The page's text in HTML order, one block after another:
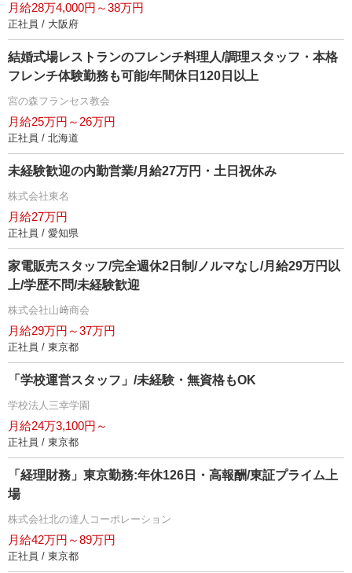
月給28万4,000円～38万円
正社員 / 大阪府
結婚式場レストランのフレンチ料理人/調理スタッフ・本格
フレンチ体験勤務も可能/年間休日120日以上
宮の森フランセス教会
月給25万円～26万円
正社員 / 北海道
未経験歓迎の内勤営業/月給27万円・土日祝休み
株式会社東名
月給27万円
正社員 / 愛知県
家電販売スタッフ/完全週休2日制/ノルマなし/月給29万円以
上/学歴不問/未経験歓迎
株式会社山﨑商会
月給29万円～37万円
正社員 / 東京都
「学校運営スタッフ」/未経験・無資格もOK
学校法人三幸学園
月給24万3,100円～
正社員 / 東京都
「経理財務」東京勤務:年休126日・高報酬/東証プライム上
場
株式会社北の達人コーポレーション
月給42万円～89万円
正社員 / 東京都